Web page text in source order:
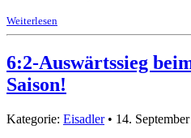
Weiterlesen
6:2-Auswärtssieg
Saison!
Kategorie: Eisadler• 14.